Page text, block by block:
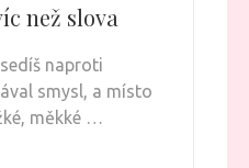
než slova
naproti
smysl, a místo
měkké …